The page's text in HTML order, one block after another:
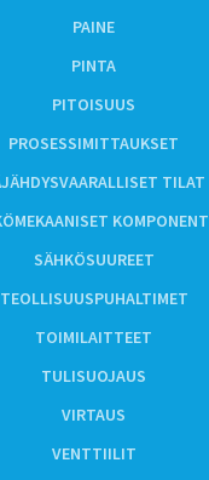
PAINE
PINTA
PITOISUUS
PROSESSIMITTAUKSET
TILAT
SÄHKÖSUUREET
TEOLLISUUSPUHALTIMET
TOIMILAITTEET
TULISUOJAUS
VIRTAUS
VENTTIILIT